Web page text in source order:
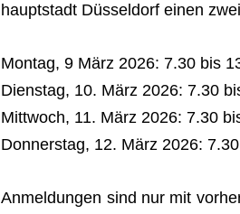
haupt­stadt Düs­sel­dorf einen
Mon­tag, 9 März 2026: 7.30 bis
Diens­tag, 10. März 2026: 7.30
Mitt­woch, 11. März 2026: 7.30
Don­ners­tag, 12. März 2026:
Anmel­dun­gen sind nur mit